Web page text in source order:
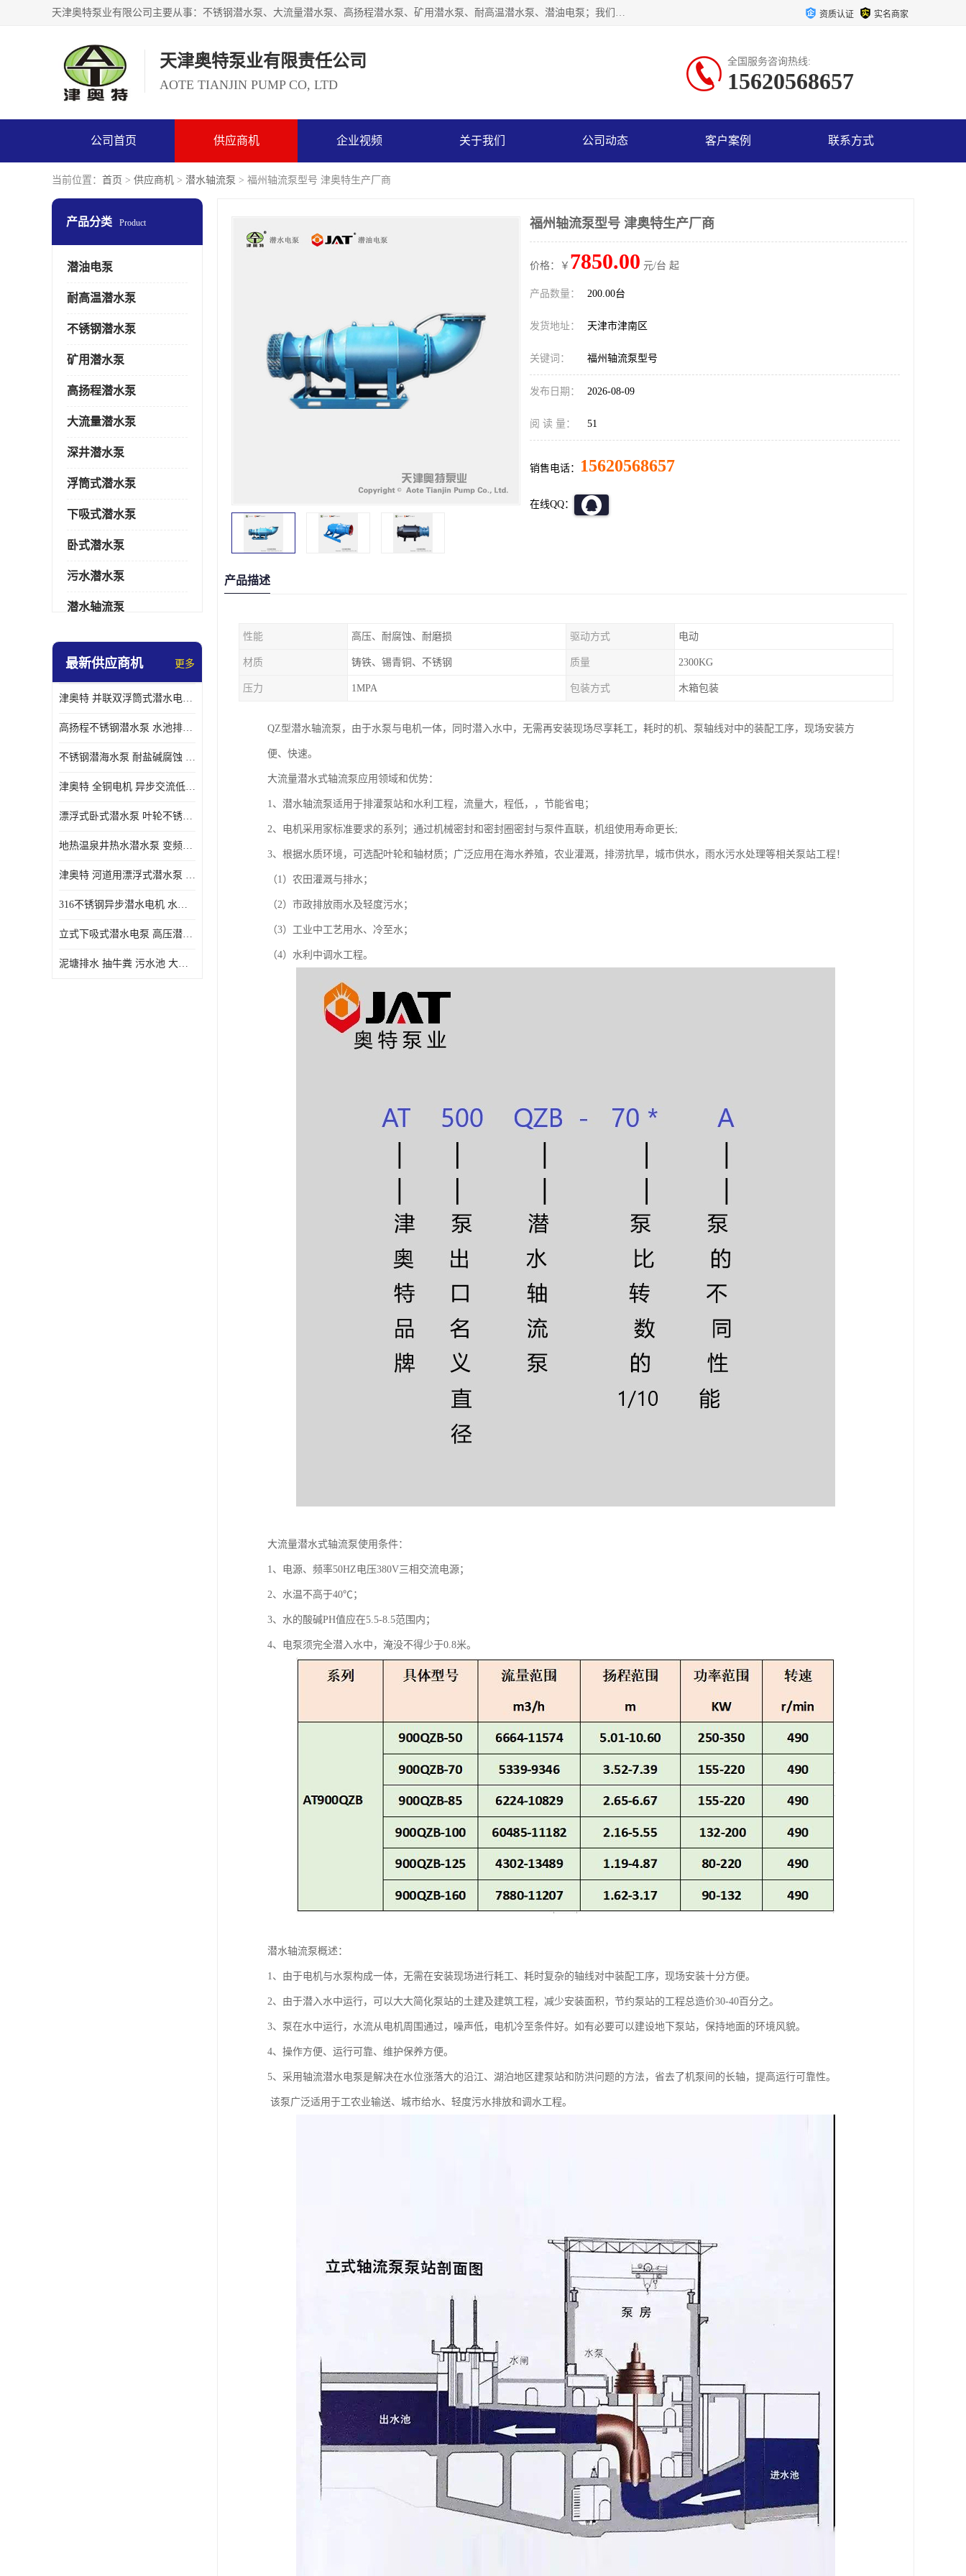
天津奥特泵业有限公司主要从事：不锈钢潜水泵、大流量潜水泵、高扬程潜水泵、矿用潜水泵、耐高温潜水泵、潜油电泵；我们以开发研制生产各种用途的水泵为主，历经十多年艰苦创业，已成为总资产达伍仟多万元，占地面积1万多平方米，年生产能力几百万（台）套，形成集设计研发、制造安装、技术服务于一体的现代规模型企业。 资质认证 实名商家
天津奥特泵业有限责任公司
AOTE TIANJIN PUMP CO, LTD
全国服务咨询热线:
15620568657
公司首页 供应商机 企业视频 关于我们 公司动态 客户案例 联系方式
当前位置： 首页 > 供应商机 > 潜水轴流泵 > 福州轴流泵型号 津奥特生产厂商
产品分类 Product
潜油电泵
耐高温潜水泵
不锈钢潜水泵
矿用潜水泵
高扬程潜水泵
大流量潜水泵
深井潜水泵
浮筒式潜水泵
下吸式潜水泵
卧式潜水泵
污水潜水泵
潜水轴流泵
螺旋离心泵
控制柜
最新供应商机 更多
津奥特 并联双浮筒式潜水电泵 矿山抢险泵 大流量卧式安装 可提供定制
高扬程不锈钢潜水泵 水池排水 变频 井用潜水电泵供应 能耗低 工厂批发
不锈钢潜海水泵 耐盐碱腐蚀 大流量 立式卧式下吸式安装 厂家定制
津奥特 全铜电机 异步交流低压潜水电机 运行稳定售后质保 致电咨询
漂浮式卧式潜水泵 叶轮不锈钢材质 大流量 变频抽水泵 厂家质保售后
地热温泉井热水潜水泵 变频不锈钢 130直径油泵 高温深井泵 津奥特
津奥特 河道用漂浮式潜水泵 不锈钢泵轴 大口径大流量 产品可定制
316不锈钢异步潜水电机 水冷式 可连续运行 定制功率电压 奥特泵业
立式下吸式潜水电泵 高压潜水排沙泵 大功率 深水施工作业 型号可定制
泥塘排水 抽牛粪 污水池 大口径潜水螺旋离心泵 材质特征 奥特泵业
福州轴流泵型号 津奥特生产厂商
价格：￥ 7850.00 元/台 起
产品数量： 200.00台
发货地址： 天津市津南区
关键词： 福州轴流泵型号
发布日期： 2026-08-09
阅 读 量： 51
销售电话： 15620568657
在线QQ：
产品描述
性能 高压、耐腐蚀、耐磨损 驱动方式 电动
材质 铸铁、锡青铜、不锈钢 质量 2300KG
压力 1MPA 包装方式 木箱包装
QZ型潜水轴流泵，由于水泵与电机一体，同时潜入水中，无需再安装现场尽享耗工，耗时的机、泵轴线对中的装配工序，现场安装方
便、快速。
大流量潜水式轴流泵应用领域和优势：
1、潜水轴流泵适用于排灌泵站和水利工程，流量大，程低，，节能省电；
2、电机采用家标准要求的系列；通过机械密封和密封圈密封与泵件直联，机组使用寿命更长;
3、根据水质环境，可选配叶轮和轴材质；广泛应用在海水养殖，农业灌溉，排涝抗旱，城市供水，雨水污水处理等相关泵站工程！
（1）农田灌溉与排水；
（2）市政排放雨水及轻度污水；
（3）工业中工艺用水、冷至水；
（4）水利中调水工程。
大流量潜水式轴流泵使用条件：
1、电源、频率50HZ电压380V三相交流电源；
2、水温不高于40℃；
3、水的酸碱PH值应在5.5-8.5范围内；
4、电泵须完全潜入水中，淹没不得少于0.8米。
潜水轴流泵概述：
1、由于电机与水泵构成一体，无需在安装现场进行耗工、耗时复杂的轴线对中装配工序，现场安装十分方便。
2、由于潜入水中运行，可以大大简化泵站的土建及建筑工程，减少安装面积，节约泵站的工程总造价30-40百分之。
3、泵在水中运行，水流从电机周围通过，噪声低，电机冷至条件好。如有必要可以建设地下泵站，保持地面的环境风貌。
4、操作方便、运行可靠、维护保养方便。
5、采用轴流潜水电泵是解决在水位涨落大的沿江、湖泊地区建泵站和防洪问题的方法，省去了机泵间的长轴，提高运行可靠性。
该泵广泛适用于工农业输送、城市给水、轻度污水排放和调水工程。